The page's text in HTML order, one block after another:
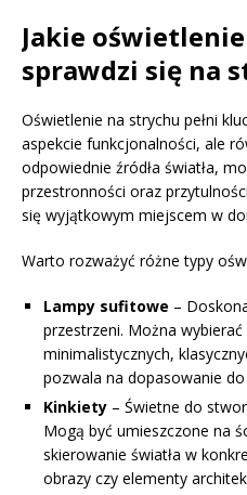
Jakie
sprawdzi się na
Oświetlenie na strychu pełni
aspekcie funkcjonalności, ale
odpowiednie źródła światła,
przestronności oraz
się wyjątkowym miejscem w
Warto rozważyć różne typy
Lampy sufitowe –
przestrzeni. Można
minimalistycznych,
pozwala na dopasowanie
Kinkiety – Świetne do
Mogą być umieszczone na
skierowanie światła w
obrazy czy elementy